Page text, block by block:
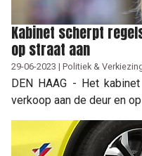
Kabinet scherpt
op straat aan
29-06-2023 | Politiek &
DEN HAAG - Het
verkoop aan de deur en